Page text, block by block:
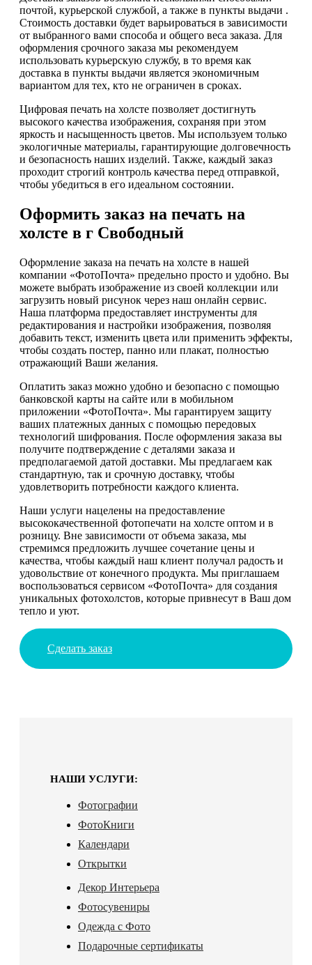
почтой, курьерской службой, а также в пункты выдачи .
Стоимость доставки будет варьироваться в зависимости
от выбранного вами способа и общего веса заказа. Для
оформления срочного заказа мы рекомендуем
использовать курьерскую службу, в то время как
доставка в пункты выдачи является экономичным
вариантом для тех, кто не ограничен в сроках.
Цифровая печать на холсте позволяет достигнуть
высокого качества изображения, сохраняя при этом
яркость и насыщенность цветов. Мы используем только
экологичные материалы, гарантирующие долговечность
и безопасность наших изделий. Также, каждый заказ
проходит строгий контроль качества перед отправкой,
чтобы убедиться в его идеальном состоянии.
Оформить заказ на печать на
холсте в г Свободный
Оформление заказа на печать на холсте в нашей
компании «ФотоПочта» предельно просто и удобно. Вы
можете выбрать изображение из своей коллекции или
загрузить новый рисунок через наш онлайн сервис.
Наша платформа предоставляет инструменты для
редактирования и настройки изображения, позволяя
добавить текст, изменить цвета или применить эффекты,
чтобы создать постер, панно или плакат, полностью
отражающий Ваши желания.
Оплатить заказ можно удобно и безопасно с помощью
банковской карты на сайте или в мобильном
приложении «ФотоПочта». Мы гарантируем защиту
ваших платежных данных с помощью передовых
технологий шифрования. После оформления заказа вы
получите подтверждение с деталями заказа и
предполагаемой датой доставки. Мы предлагаем как
стандартную, так и срочную доставку, чтобы
удовлетворить потребности каждого клиента.
Наши услуги нацелены на предоставление
высококачественной фотопечати на холсте оптом и в
розницу. Вне зависимости от объема заказа, мы
стремимся предложить лучшее сочетание цены и
качества, чтобы каждый наш клиент получал радость и
удовольствие от конечного продукта. Мы приглашаем
воспользоваться сервисом «ФотоПочта» для создания
уникальных фотохолстов, которые привнесут в Ваш дом
тепло и уют.
Сделать заказ
НАШИ УСЛУГИ:
Фотографии
ФотоКниги
Календари
Открытки
Декор Интерьера
Фотосувениры
Одежда с Фото
Подарочные сертификаты